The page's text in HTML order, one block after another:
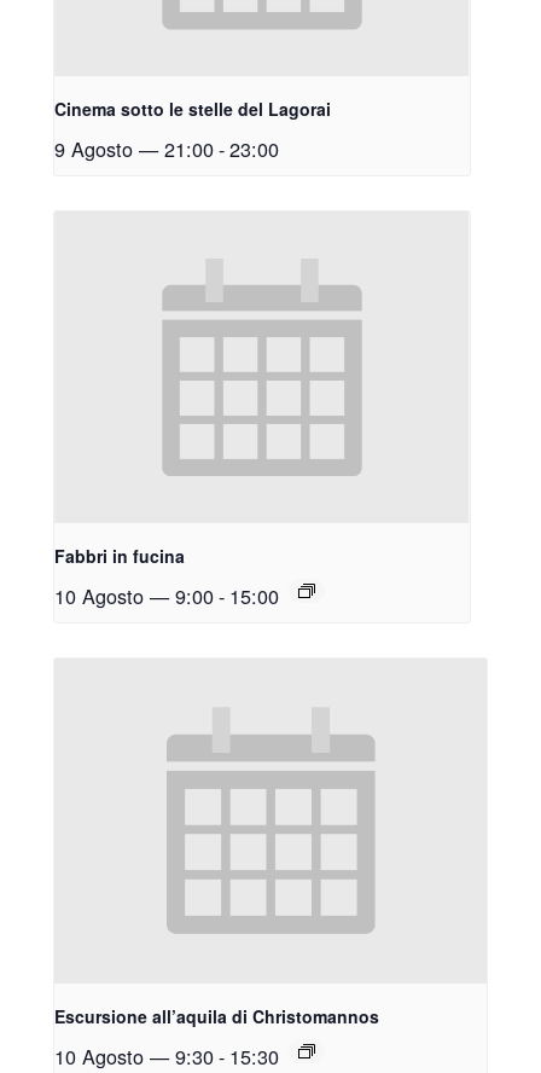
Cinema sotto le stelle del Lagorai
9 Agosto — 21:00-23:00
Fabbri in fucina
10 Agosto — 9:00- 15:00
Escursione all’aquila di Christomannos
10 Agosto — 9:30- 15:30